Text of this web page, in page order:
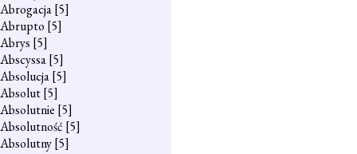
Abrogacja[5]
Abrupto [5]
Abrys [5]
Abscyssa[5]
Absolucja[5]
Absolut[5]
Absolutnie [5]
Absolutność [5]
Absolutny[5]